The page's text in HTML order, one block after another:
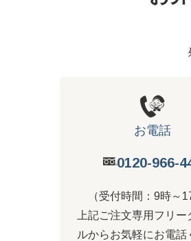
お電話
0120-966-
（受付時間：9時～
上記ご注文専用フリー
ルからお気軽にお電話